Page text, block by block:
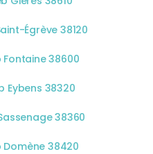
Égrève 38120
38600
Eybens 38320
38360
38420